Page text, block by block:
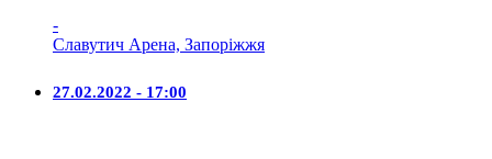
-
Славутич Арена, Запоріжжя
27.02.2022 - 17:00